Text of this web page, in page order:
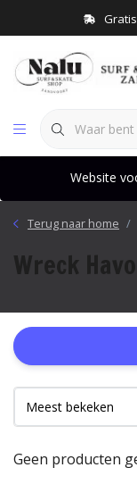
Website
Terug naar home
Wreck
Geen producten